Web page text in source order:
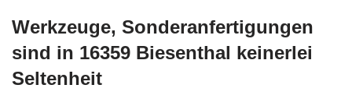
Werkzeuge, Sonderanfertigungen
sind in 16359 Biesenthal keinerlei
Seltenheit